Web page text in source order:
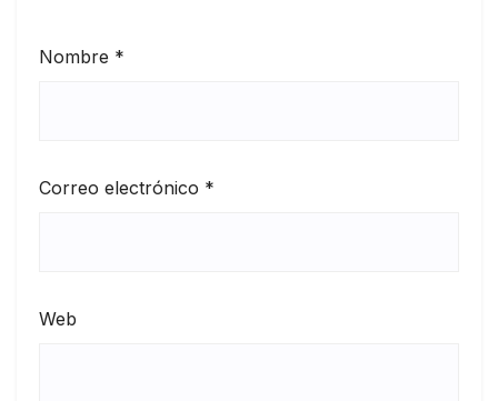
Nombre *
Correo electrónico *
Web